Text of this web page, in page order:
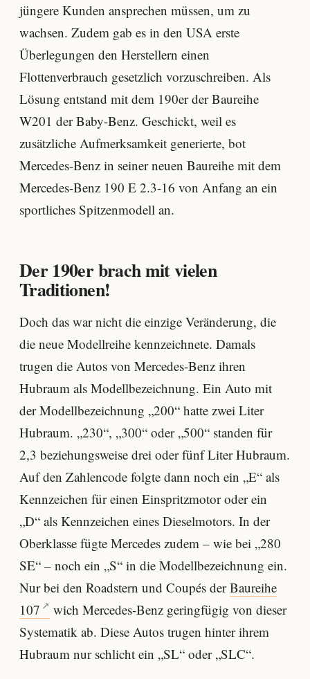
jüngere Kunden ansprechen müssen, um zu
wachsen. Zudem gab es in den USA erste
Überlegungen den Herstellern einen
Flottenverbrauch gesetzlich vorzuschreiben. Als
Lösung entstand mit dem 190er der Baureihe
W201 der Baby-Benz. Geschickt, weil es
zusätzliche Aufmerksamkeit generierte, bot
Mercedes-Benz in seiner neuen Baureihe mit dem
Mercedes-Benz 190 E 2.3-16 von Anfang an ein
sportliches Spitzenmodell an.
Der 190er brach mit vielen
Traditionen!
Doch das war nicht die einzige Veränderung, die
die neue Modellreihe kennzeichnete. Damals
trugen die Autos von Mercedes-Benz ihren
Hubraum als Modellbezeichnung. Ein Auto mit
der Modellbezeichnung „200“ hatte zwei Liter
Hubraum. „230“, „300“ oder „500“ standen für
2,3 beziehungsweise drei oder fünf Liter Hubraum.
Auf den Zahlencode folgte dann noch ein „E“ als
Kennzeichen für einen Einspritzmotor oder ein
„D“ als Kennzeichen eines Dieselmotors. In der
Oberklasse fügte Mercedes zudem – wie bei „280
SE“ – noch ein „S“ in die Modellbezeichnung ein.
Nur bei den Roadstern und Coupés derBaureihe
107
wich Mercedes-Benz geringfügig von dieser
Systematik ab. Diese Autos trugen hinter ihrem
Hubraum nur schlicht ein „SL“ oder „SLC“.